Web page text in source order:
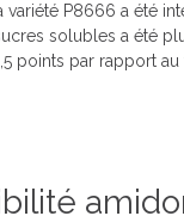
P8666 a été
solubles a été
points par rapport